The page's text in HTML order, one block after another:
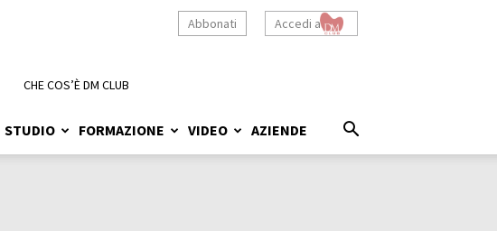
Accedi a
Abbonati
STUDIO FORMAZIONE VIDEO AZIENDE
CHE COS’È DM CLUB